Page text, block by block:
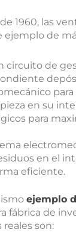
1960, las
de
circuito de
para
en su
para
en el
eficiente.
ejemplo
fábrica de
son: